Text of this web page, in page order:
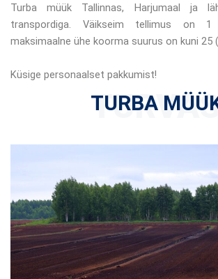
Turba müük Tallinnas, Harjumaal ja
transpordiga. Väikseim tellimus on 1
maksimaalne ühe koorma suurus on kuni 25
Küsige personaalset pakkumist!
TURBA